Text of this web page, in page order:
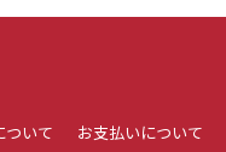
ついて お支払いについて